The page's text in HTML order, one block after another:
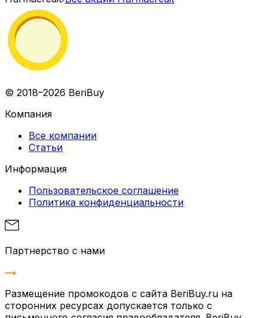
© 2018–2026 BeriBuy
Компания
Все компании
Статьи
Информация
Пользовательское соглашение
Политика конфиденциальности
Партнерство с нами
Размещение промокодов с сайта BeriBuy.ru на
сторонних ресурсах допускается только с